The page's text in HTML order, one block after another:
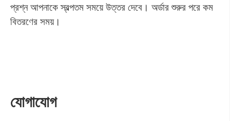
প্রশ্ন আপনাকে স্বল্পতম সময়ে উত্তর দেবে। অর্ডার শুরুর পরে কম
বিতরণের সময়।
যোগাযোগ